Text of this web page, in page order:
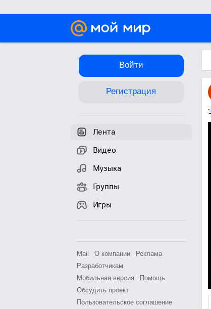
Войти
Регистрация
Лента
Видео
Музыка
Группы
Игры
Mail О компании
Реклама
Разработчикам
Мобильная версия
Помощь
Обсудить проект
Пользовательское соглашение